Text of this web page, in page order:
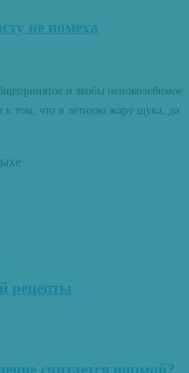
не помеха
и якобы непоколебимое
в том, что в летнюю жару щука, да
рецепты
считается нормой?